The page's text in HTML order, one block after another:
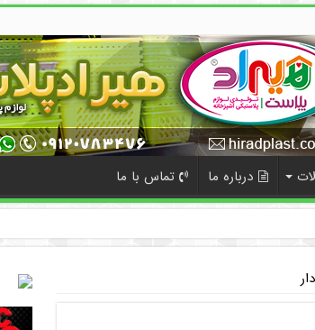
درباره ما تماس با ما